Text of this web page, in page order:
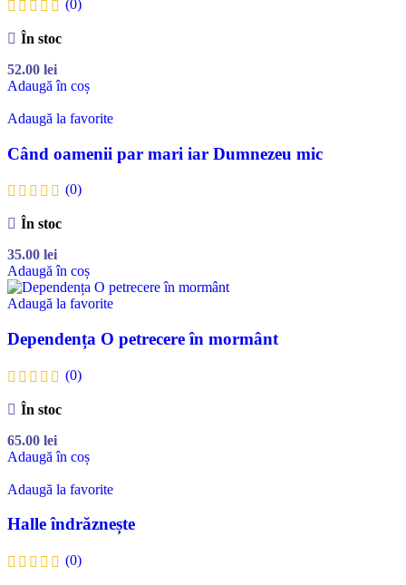
(0)
În stoc
52.00 lei
Adaugă în coș
Adaugă la favorite
Când oamenii par mari iar Dumnezeu mic
(0)
În stoc
35.00 lei
Adaugă în coș
Adaugă la favorite
Dependența O petrecere în mormânt
(0)
În stoc
65.00 lei
Adaugă în coș
Adaugă la favorite
Halle îndrăznește
(0)